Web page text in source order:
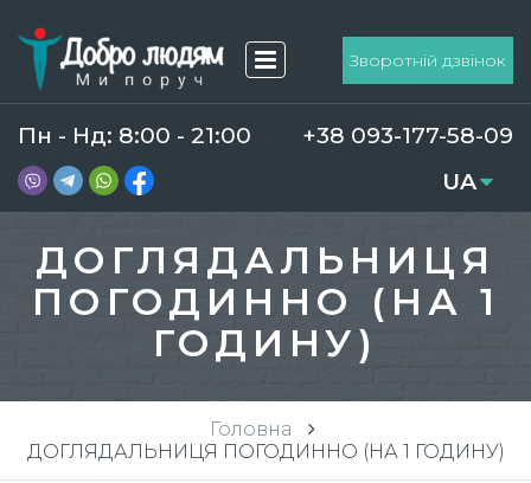
Зворотній дзвінок
Пн - Нд: 8:00 - 21:00
+38 093-177-58-09
UA
RU
ДОГЛЯДАЛЬНИЦЯ
ПОГОДИННО (НА 1
ГОДИНУ)
Головна
ДОГЛЯДАЛЬНИЦЯ ПОГОДИННО (НА 1 ГОДИНУ)